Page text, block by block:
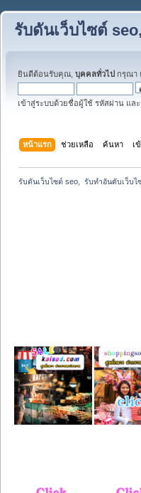
รับดันเว็บไซต์
ยินดีต้อนรับคุณ, บุคคลทั่วไป กรุณา
เข้าสู่ระบบด้วยชื่อผู้ใช้ รหัสผ่าน แล
หน้าแรก ช่วยเหลือ ค้นหา เ
รับดันเว็บไซต์ seo,  รับทำอันดับเว็บ